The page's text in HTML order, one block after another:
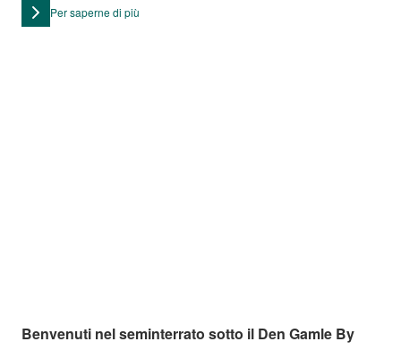
Per saperne di più
Benvenuti nel seminterrato sotto il Den Gamle By